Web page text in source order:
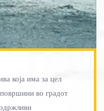
која има за цел
во градот